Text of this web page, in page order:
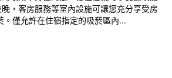
，客房服務等室內設施可讓您充分享受房
。僅允許在住宿指定的吸菸區內...